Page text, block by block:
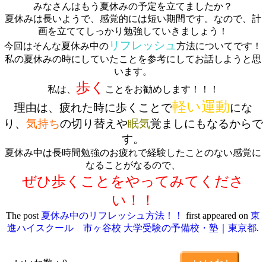
みなさんはもう夏休みの予定を立てましたか？
夏休みは長いようで、感覚的には短い期間です。なので、計
画を立ててしっかり勉強していきましょう！
今回はそんな夏休み中の リフレッシュ 方法についてです！
私の夏休みの時にしていたことを参考にしてお話しようと思
います。
私は、 歩く ことをお勧めします！！！
理由は、疲れた時に歩くことで軽い運動にな
り、 気持ちの切り替えや眠気覚ましにもなるからで
す。
夏休み中は長時間勉強のお疲れで経験したことのない感覚に
なることがなるので、
ぜひ歩くことをやってみてくださ
い！！
The post 夏休み中のリフレッシュ方法！！ first appeared on 東
進ハイスクール 市ヶ谷校 大学受験の予備校・塾｜東京都.